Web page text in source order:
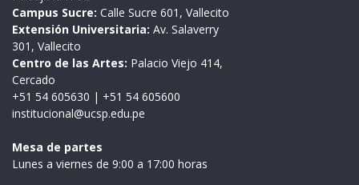
Campus Sucre: Calle Sucre 601, Vallecito
Extensión Universitaria: Av. Salaverry
301, Vallecito
Centro de las Artes: Palacio Viejo 414,
Cercado
+51 54 605630 | +51 54 605600
institucional@ucsp.edu.pe
Mesa de partes
Lunes a viernes de 9:00 a 17:00 horas